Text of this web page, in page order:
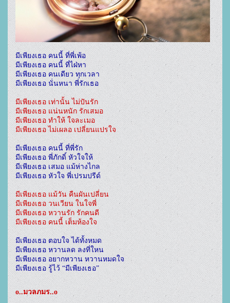
มีเพียงเธอ คนนี้ ที่พี่เพ้อ
มีเพียงเธอ คนนี้ ที่ไฝ่หา
มีเพียงเธอ คนเดียว ทุกเวลา
มีเพียงเธอ นั่นหนา พี่รักเธอ
มีเพียงเธอ เท่านั้น ไม่ปันรัก
มีเพียงเธอ แน่นหนัก รักเสมอ
มีเพียงเธอ ทำให้ ใจละเมอ
มีเพียงเธอ คนนี้ ที่พี่รัก
มีเพียงเธอ พี่ภักดิ์ หัวใจให้
มีเพียงเธอ เสมอ แม้ห่างไกล
มีเพียงเธอ หัวใจ พี่เปรมปรีด์
มีเพียงเธอ แม้วัน คืนผันเปลี่ยน
มีเพียงเธอ วนเวียน ในใจพี่
มีเพียงเธอ หวานรัก รักคนดี
มีเพียงเธอ ตอบใจ ได้ทั้งหมด
มีเพียงเธอ หวานลด ลงที่ใหน
มีเพียงเธอ อยากหวาน หวานหมดใจ
มีเพียงเธอ รู้ไว้ “มีเพียงเธอ”
o..มวลภมร..o